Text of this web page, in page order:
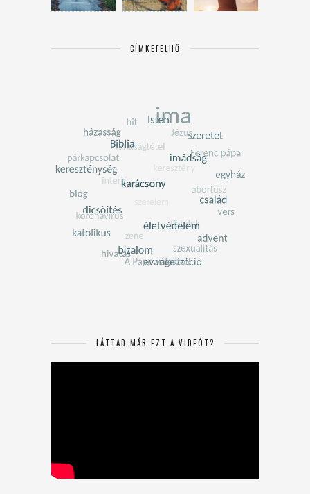
CÍMKEFELHŐ
LÁTTAD MÁR EZT A VIDEÓT?